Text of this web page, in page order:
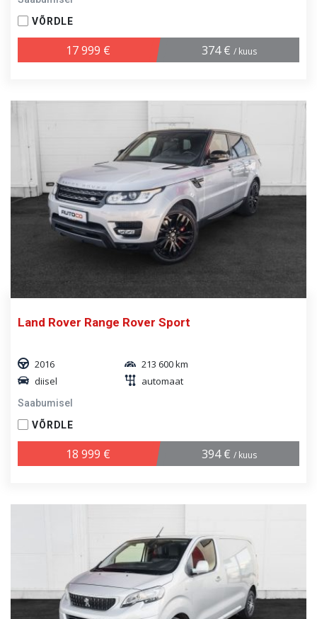
VÕRDLE
17 999 € 374 € / kuus
Land Rover Range Rover Sport
2016
213 600 km
diisel
automaat
Saabumisel
VÕRDLE
18 999 € 394 € / kuus